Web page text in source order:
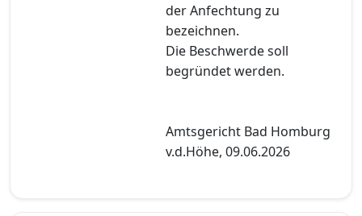
der Anfechtung zu
bezeichnen.
Die Beschwerde soll
begründet werden.
Amtsgericht Bad Homburg
v.d.Höhe, 09.06.2026